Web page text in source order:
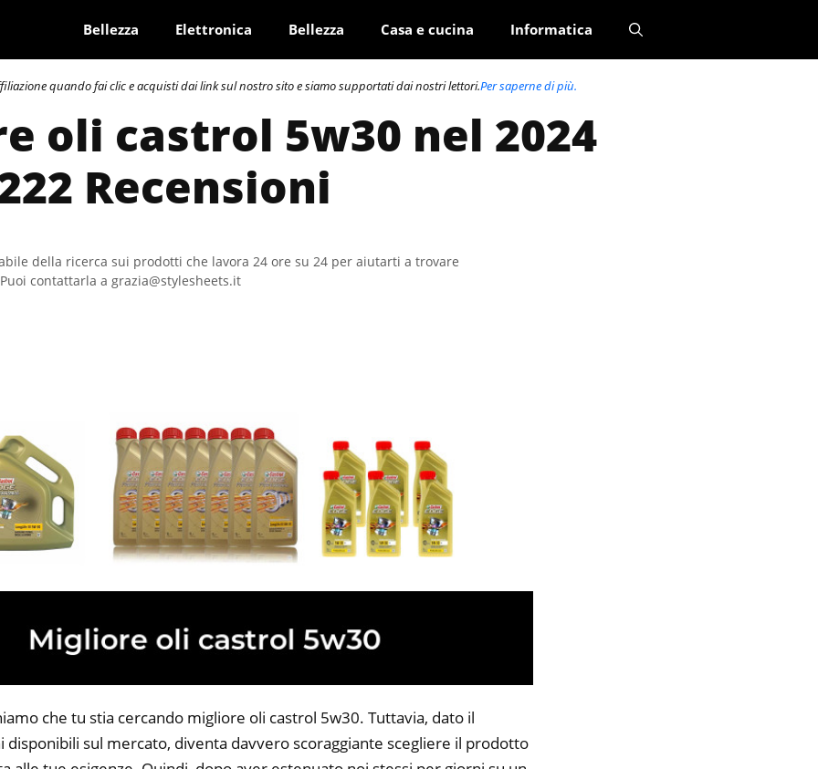
Bellezza Elettronica Bellezza Casa e cucina Informatica
quando fai clic e acquisti dai link sul nostro sito e siamo supportati dai nostri lettori.Per saperne di più.
oli castrol 5w30 nel 2024
Recensioni
della ricerca sui prodotti che lavora 24 ore su 24 per aiutarti a trovare
contattarla a grazia@stylesheets.it
che tu stia cercando migliore oli castrol 5w30. Tuttavia, dato il
disponibili sul mercato, diventa davvero scoraggiante scegliere il prodotto